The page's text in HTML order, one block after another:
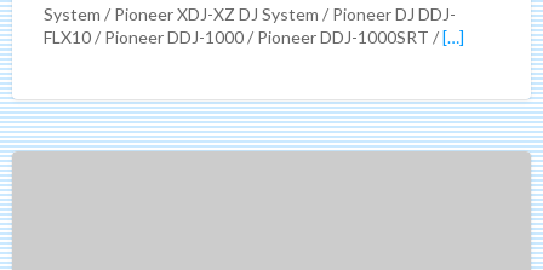
System / Pioneer XDJ-XZ DJ System / Pioneer DJ DDJ-
FLX10 / Pioneer DDJ-1000 / Pioneer DDJ-1000SRT /[…]
Pioneer
dj
ddj-
flx10